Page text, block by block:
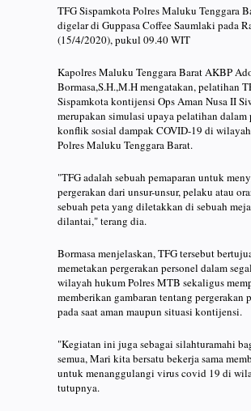
TFG Sispamkota Polres Maluku Tenggara
digelar di Guppasa Coffee Saumlaki pada
(15/4/2020), pukul 09.40 WIT
Kapolres Maluku Tenggara Barat AKBP
Bormasa,S.H.,M.H mengatakan, pelatihan
Sispamkota kontijensi Ops Aman Nusa II
merupakan simulasi upaya pelatihan dalam
konflik sosial dampak COVID-19 di
Polres Maluku Tenggara Barat.
"TFG adalah sebuah pemaparan untuk
pergerakan dari unsur-unsur, pelaku atau
sebuah peta yang diletakkan di sebuah
dilantai," terang dia.
Bormasa menjelaskan, TFG tersebut
memetakan pergerakan personel dalam
wilayah hukum Polres MTB sekaligus
memberikan gambaran tentang pergerakan
pada saat aman maupun situasi kontijensi.
"Kegiatan ini juga sebagai silahturamahi
semua, Mari kita bersatu bekerja sama
untuk menanggulangi virus covid 19 di
tutupnya.